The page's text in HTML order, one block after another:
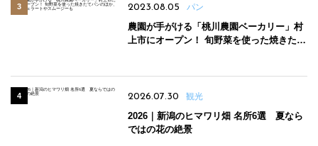
2023.08.05 パン
農園が手がける「桃川農園ベーカリー」村
上市にオープン！ 旬野菜を使った焼きたて
2026.07.30 観光
2026｜新潟のヒマワリ畑 名所6選 夏なら
ではの花の絶景